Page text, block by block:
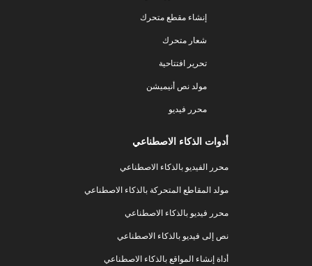
إنشاء مقطع متحرك
شعار متحرك
تحرير افتتاحية
مولد نص أنيميشن
محرر فيديو
أدوات الذكاء الاصطناعي
محرر الفيديو بالذكاء الاصطناعي
مولد المقاطع المتحركة بالذكاء الاصطناعي
محرر فيديو بالذكاء الاصطناعي
نص إلى فيديو بالذكاء الاصطناعي
أداة إنشاء المواقع بالذكاء الاصطناعي